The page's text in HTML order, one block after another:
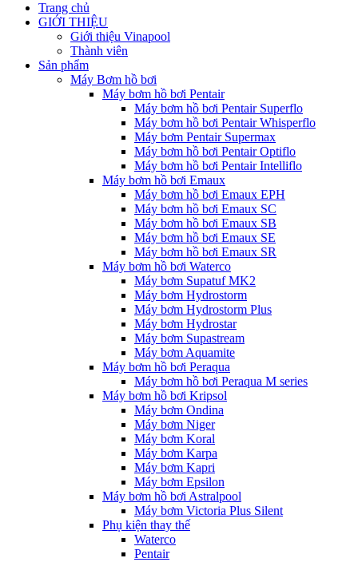
Trang chủ
GIỚI THIỆU
Giới thiệu Vinapool
Thành viên
Sản phẩm
Máy Bơm hồ bơi
Máy bơm hồ bơi Pentair
Máy bơm hồ bơi Pentair Superflo
Máy bơm hồ bơi Pentair Whisperflo
Máy bơm Pentair Supermax
Máy bơm hồ bơi Pentair Optiflo
Máy bơm hồ bơi Pentair Intelliflo
Máy bơm hồ bơi Emaux
Máy bơm hồ bơi Emaux EPH
Máy bơm hồ bơi Emaux SC
Máy bơm hồ bơi Emaux SB
Máy bơm hồ bơi Emaux SE
Máy bơm hồ bơi Emaux SR
Máy bơm hồ bơi Waterco
Máy bơm Supatuf MK2
Máy bơm Hydrostorm
Máy bơm Hydrostorm Plus
Máy bơm Hydrostar
Máy bơm Supastream
Máy bơm Aquamite
Máy bơm hồ bơi Peraqua
Máy bơm hồ bơi Peraqua M series
Máy bơm hồ bơi Kripsol
Máy bơm Ondina
Máy bơm Niger
Máy bơm Koral
Máy bơm Karpa
Máy bơm Kapri
Máy bơm Epsilon
Máy bơm hồ bơi Astralpool
Máy bơm Victoria Plus Silent
Phụ kiện thay thế
Waterco
Pentair